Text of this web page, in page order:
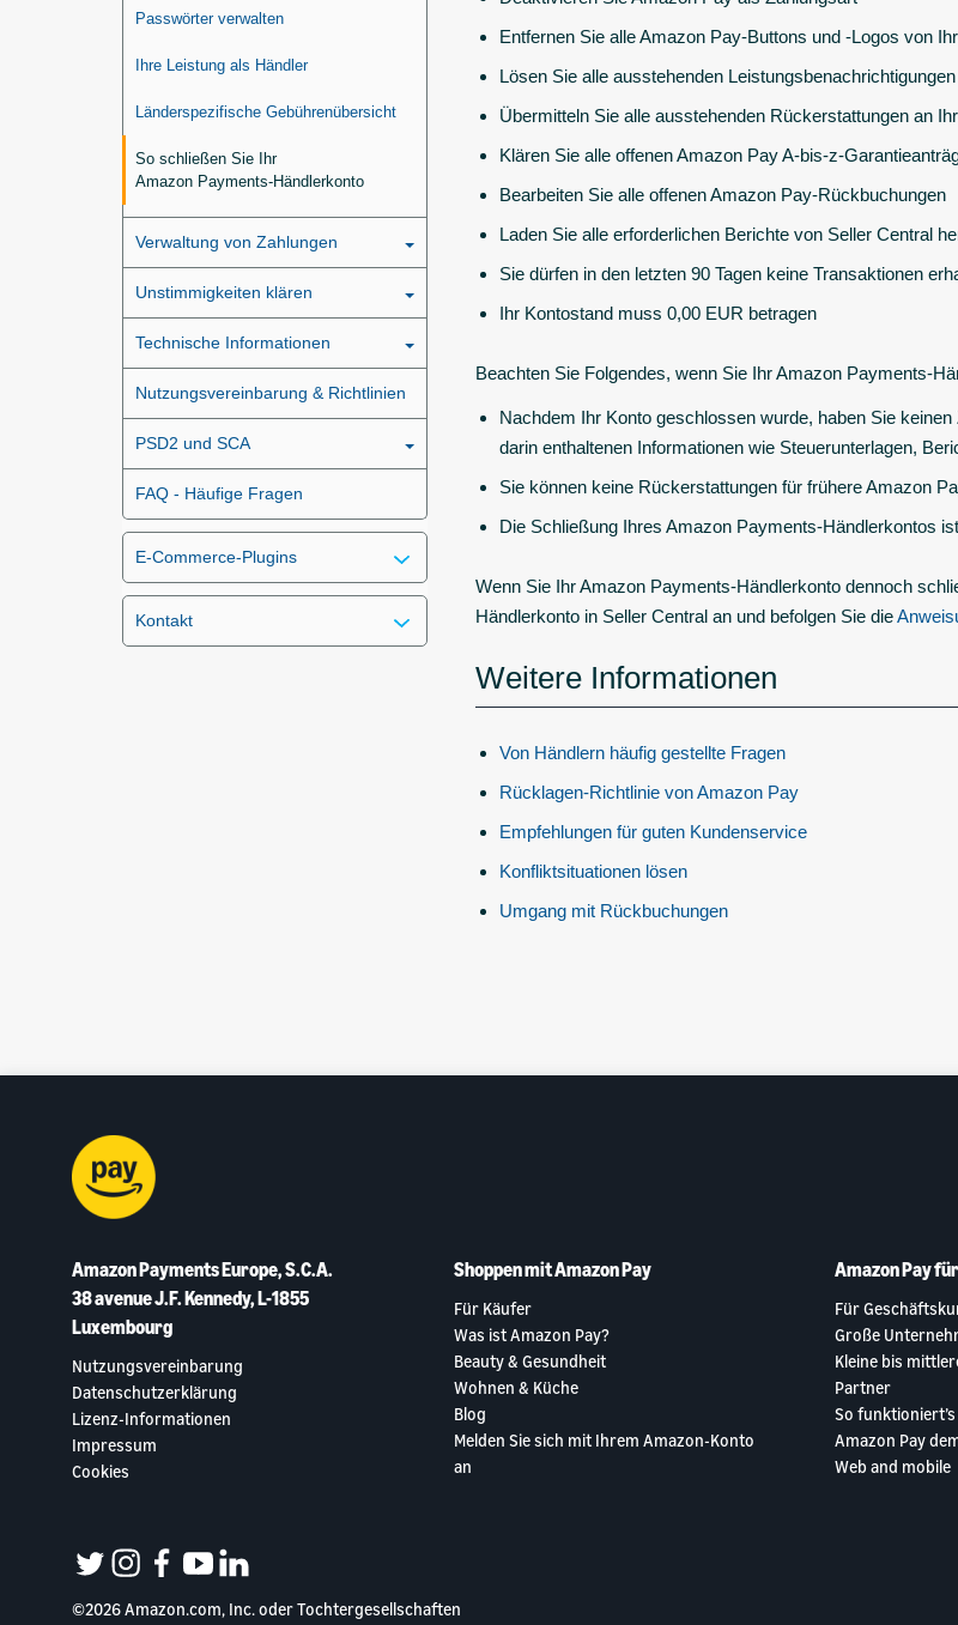
Passwörter verwalten
Ihre Leistung als Händler
Länderspezifische Gebührenübersicht
So schließen Sie Ihr
Amazon Payments-Händlerkonto
Verwaltung von Zahlungen
Unstimmigkeiten klären
Technische Informationen
Nutzungsvereinbarung & Richtlinien
PSD2 und SCA
FAQ - Häufige Fragen
E-Commerce-Plugins
Kontakt
Entfernen Sie alle Amazon Pay-Buttons und -Logos von
Lösen Sie alle ausstehenden Leistungsbenachrichtigungen
Übermitteln Sie alle ausstehenden Rückerstattungen an
Klären Sie alle offenen Amazon Pay A-bis-z-
Bearbeiten Sie alle offenen Amazon Pay-Rückbuchungen
Laden Sie alle erforderlichen Berichte von Seller Central
Sie dürfen in den letzten 90 Tagen keine Transaktionen
Ihr Kontostand muss 0,00 EUR betragen
Beachten Sie Folgendes, wenn Sie Ihr Amazon Payments-
Nachdem Ihr Konto geschlossen wurde, haben Sie
darin enthaltenen Informationen wie Steuerunterlagen,
Sie können keine Rückerstattungen für frühere Amazon
Die Schließung Ihres Amazon Payments-Händlerkontos
Wenn Sie Ihr Amazon Payments-Händlerkonto dennoch
Händlerkonto in Seller Central an und befolgen Sie die
Weitere Informationen
Von Händlern häufig gestellte Fragen
Rücklagen-Richtlinie von Amazon Pay
Empfehlungen für guten Kundenservice
Konfliktsituationen lösen
Umgang mit Rückbuchungen
Amazon Payments Europe, S.C.A.
38 avenue J.F. Kennedy, L-1855
Luxembourg
Nutzungsvereinbarung
Datenschutzerklärung
Lizenz-Informationen
Impressum
Cookies
Shoppen mit Amazon Pay
Für Käufer
Was ist Amazon Pay?
Beauty & Gesundheit
Wohnen & Küche
Blog
Melden Sie sich mit Ihrem Amazon-Konto
an
Amazon Pay
Für
Große
Kleine bis
Partner
So funktioniert’s
Amazon Pay
Web and mobile
twitterinstagram
facebook
youtubelinkedin
©2026 Amazon.com, Inc. oder Tochtergesellschaften